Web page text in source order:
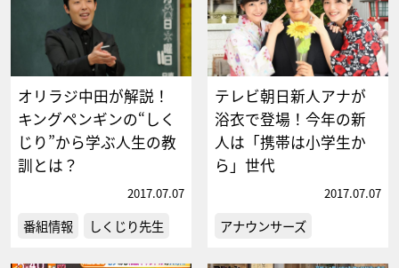
オリラジ中田が解説！
キングペンギンの“しく
じり”から学ぶ人生の教
訓とは？
2017.07.07
番組情報 しくじり先生
テレビ朝日新人アナが
浴衣で登場！今年の新
人は「携帯は小学生か
ら」世代
2017.07.07
アナウンサーズ